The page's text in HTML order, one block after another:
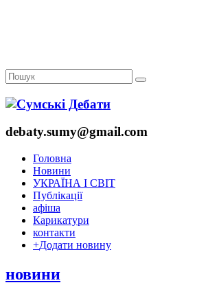
debaty.sumy@gmail.com
Головна
Новини
УКРАЇНА І СВІТ
Публікації
афіша
Карикатури
контакти
+Додати новину
новини